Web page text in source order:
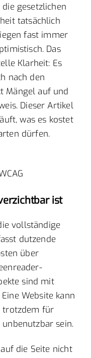
gesetzlichen
tatsächlich
fast immer
Das
Klarheit: Es
nach den
Mängel auf und
Dieser Artikel
was es kostet
dürfen.
ist
vollständige
dutzende
über
sind mit
Website kann
trotzdem für
sein.
die Seite nicht